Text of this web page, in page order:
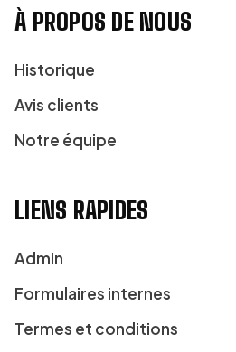
À PROPOS DE NOUS
Historique
Avis clients
Notre équipe
LIENS RAPIDES
Admin
Formulaires internes
Termes et conditions